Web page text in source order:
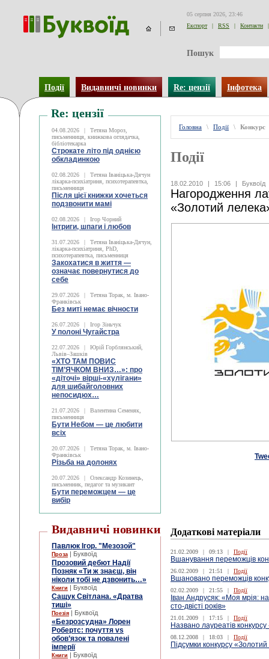
05 серпня 2026, 23:46
Експорт
| RSS | Контакти |
Пошук
Події Видавничі новинки Re: цензії Інфотека
Re: цензії
04.08.2026 |
Тетяна Мороз,
письменниця, книжкова оглядачка,
бібліотекарка
Строкате літо під однією
обкладинкою
02.08.2026 |
Тетяна Іваніцька-Дячун
лікарка-психіатриня, психотерапевтка,
письменниця
Після цієї книжки хочеться
подзвонити мамі
02.08.2026 | Ігор Чорний
Інтриги, шпаги і любов
31.07.2026 |
Тетяна Іваніцька-Дячун,
лікарка-психіатриня, PhD,
психотерапевтка, письменниця
Закохатися в життя —
означає повернутися до
себе
29.07.2026 |
Тетяна Торак, м. Івано-
Франківськ
Без миті немає вічности
26.07.2026 | Ігор Зіньчук
У полоні Чугайстра
22.07.2026 |
Юрій Горблянський,
Львів–Зашків
«ХТО ТАМ ПОВИС
ТІМ’ЯЧКОМ ВНИЗ…»: про
«діточі» вірші-«хулігани»
для шибайголовних
непосидюх…
21.07.2026 |
Валентина Семеняк,
письменниця
Бути Небом ― це любити
всіх
20.07.2026 |
Тетяна Торак, м. Івано-
Франківськ
Різьба на долонях
20.07.2026 |
Олександр Козинець,
письменник, педагог та музикант
Бути переможцем — це
вибір
Видавничі новинки
Павлюк Ігор. "Мезозой"
Проза | Буквоїд
Прозовий дебют Надії
Позняк «Ти ж знаєш, він
ніколи тобі не дзвонить…»
Книги | Буквоїд
Сащук Світлана. «Дратва
тиші»
Поезія | Буквоїд
«Безрозсудна» Лорен
Робертс: почуття vs
обов’язок та повалені
імперії
Книги | Буквоїд
Головна \ Події \ Конкурс
Події
18.02.2010 | 15:06 | Буквоїд
Нагородження
«Золотий
Додаткові матеріали
21.02.2009 | 09:13 | Події
Вшанування переможців
26.02.2009 | 21:51 | Події
Вшановано переможців
02.02.2009 | 21:55 | Події
Іван Андрусяк: «Моя мрія:
сто-двісті років»
21.01.2009 | 17:15 | Події
Названо лауреатів
08.12.2008 | 18:03 | Події
Підсумки конкурсу